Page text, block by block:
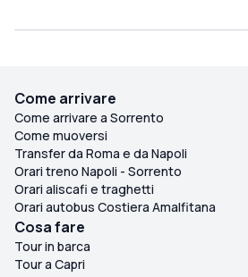
Come arrivare
Come arrivare a Sorrento
Come muoversi
Transfer da Roma e da Napoli
Orari treno Napoli - Sorrento
Orari aliscafi e traghetti
Orari autobus Costiera Amalfitana
Cosa fare
Tour in barca
Tour a Capri